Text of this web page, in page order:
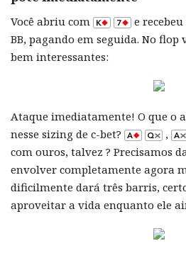
Você abriu com
e
BB, pagando em seguida. No
bem interessantes:
Ataque imediatamente! O que o
nesse sizing de c-bet?
,
com ouros, talvez ? Precisamos
envolver completamente agora
dificilmente dará três barris,
aproveitar a vida enquanto ele